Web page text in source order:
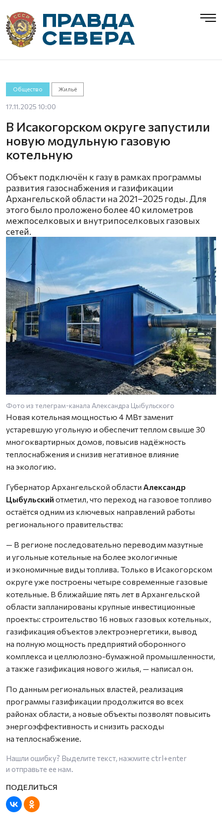
Общество Жильё
17.11.2025 10:00
В Исакогорском округе запустили
новую модульную газовую
котельную
Объект подключён к газу в рамках программы
развития газоснабжения и газификации
Архангельской области на 2021–2025 годы. Для
этого было проложено более 40 километров
межпоселковых и внутрипоселковых газовых
сетей.
Фото из телеграм-канала Александра Цыбульского
Новая котельная мощностью 4 МВт заменит
устаревшую угольную и обеспечит теплом свыше 30
многоквартирных домов, повысив надёжность
теплоснабжения и снизив негативное влияние
на экологию.
Губернатор Архангельской области Александр
Цыбульский отметил, что переход на газовое топливо
остаётся одним из ключевых направлений работы
регионального правительства:
— В регионе последовательно переводим мазутные
и угольные котельные на более экологичные
и экономичные виды топлива. Только в Исакогорском
округе уже построены четыре современные газовые
котельные. В ближайшие пять лет в Архангельской
области запланированы крупные инвестиционные
проекты: строительство 16 новых газовых котельных,
газификация объектов электроэнергетики, вывод
на полную мощность предприятий оборонного
комплекса и целлюлозно-бумажной промышленности,
а также газификация нового жилья, — написал он.
По данным региональных властей, реализация
программы газификации продолжится во всех
районах области, а новые объекты позволят повысить
энергоэффективность и снизить расходы
на теплоснабжение.
Нашли ошибку? Выделите текст, нажмите ctrl+enter
и отправьте ее нам.